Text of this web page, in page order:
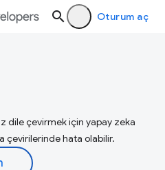
Oturum aç
dile çevirmek için yapay zeka
çevirilerinde hata olabilir.